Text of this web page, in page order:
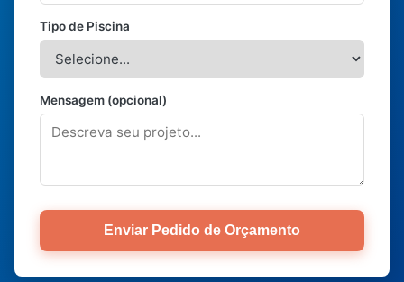
Tipo de Piscina
Mensagem (opcional)
Enviar Pedido de Orçamento